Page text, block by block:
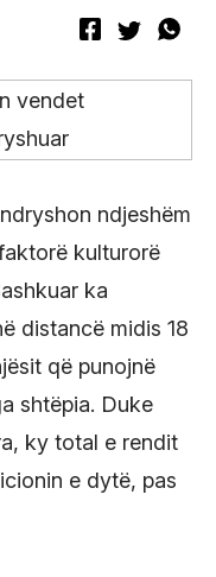
ndjeshëm
kulturorë
ka
distancë midis 18
që punojnë
shtëpia. Duke
ky total e rendit
e dytë, pas